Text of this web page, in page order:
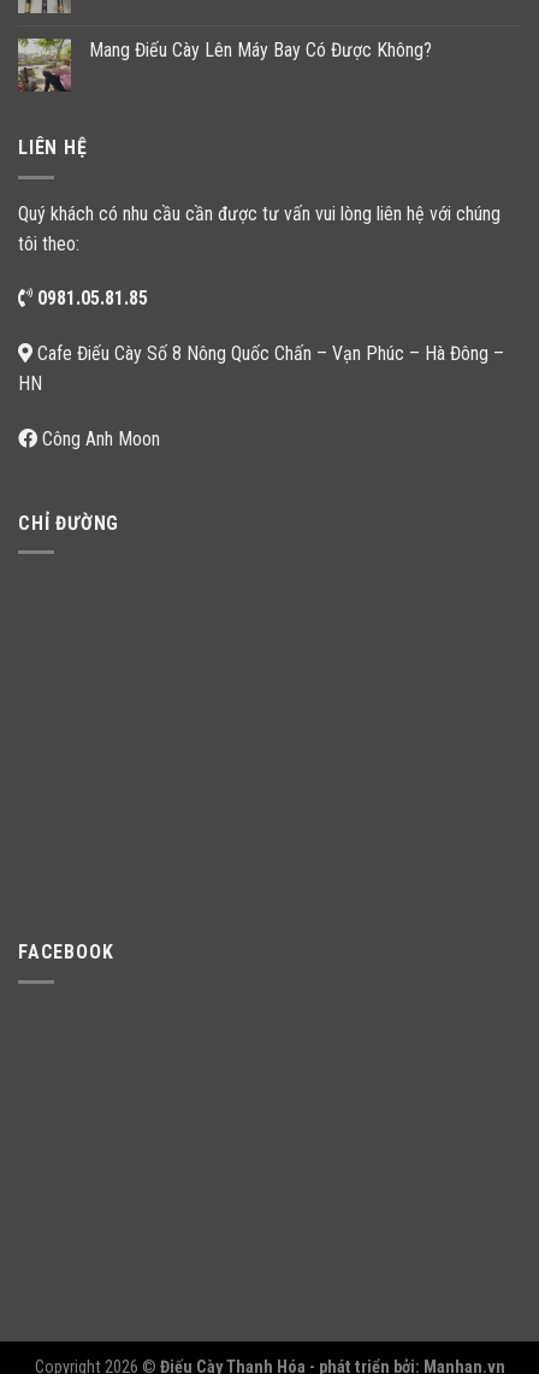
Mang Điếu Cày Lên Máy Bay Có Được Không?
LIÊN HỆ
Quý khách có nhu cầu cần được tư vấn vui lòng liên hệ với chúng
tôi theo:
0981.05.81.85
Cafe Điếu Cày Số 8 Nông Quốc Chấn – Vạn Phúc – Hà Đông –
HN
Công Anh Moon
CHỈ ĐƯỜNG
FACEBOOK
Copyright 2026 © Điếu Cày Thanh Hóa - phát triển bởi: Manhan.vn